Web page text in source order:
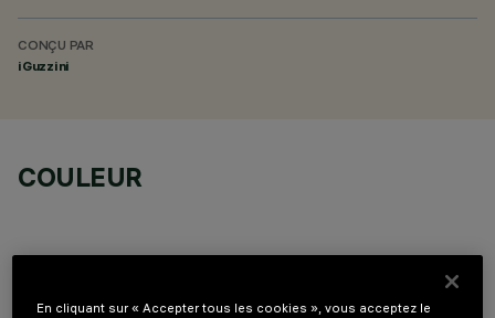
CONÇU PAR
iGuzzini
COULEUR
En cliquant sur « Accepter tous les cookies », vous acceptez le